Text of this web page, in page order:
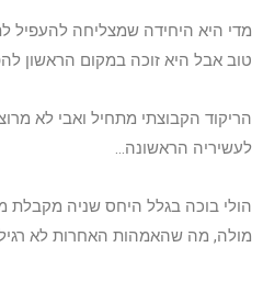
מדי היא היחידה שמצליחה להעפיל
טוב אבל היא זוכה במקום הראשון
הריקוד הקבוצתי מתחיל ואבי לא
לעשיריה הראשונה…
הולי בוכה בגלל היחס שניה
מולה, מה שהאמהות האחרות לא